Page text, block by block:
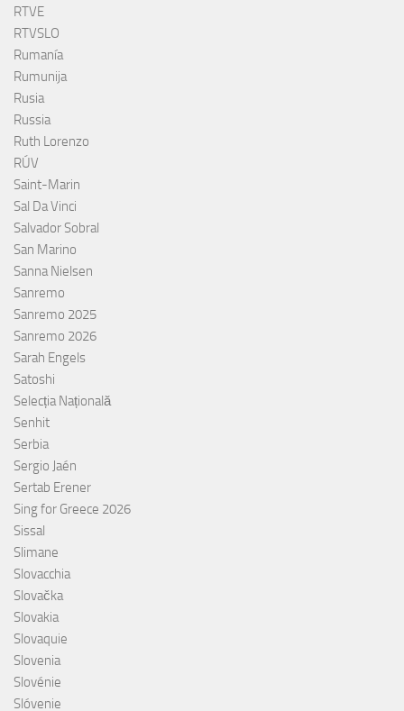
RTVE
RTVSLO
Rumanía
Rumunija
Rusia
Russia
Ruth Lorenzo
RÚV
Saint-Marin
Sal Da Vinci
Salvador Sobral
San Marino
Sanna Nielsen
Sanremo
Sanremo 2025
Sanremo 2026
Sarah Engels
Satoshi
Selecția Națională
Senhit
Serbia
Sergio Jaén
Sertab Erener
Sing for Greece 2026
Sissal
Slimane
Slovacchia
Slovačka
Slovakia
Slovaquie
Slovenia
Slovénie
Slóvenie